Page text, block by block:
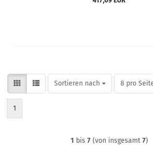
Sortieren nach
Sortieren nach 8 pro
pro Seite
1
1 bis 7(von insgesamt 7)